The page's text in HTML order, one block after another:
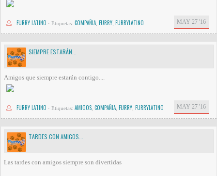
FURRY LATINO MAY 27 '16
· Etiquetas: COMPAÑIA FURRY FURRYLATINO
SIEMPRE ESTARÁN...
Amigos que siempre estarán contigo....
FURRY LATINO MAY 27 '16
· Etiquetas: AMIGOS COMPAÑIA FURRY FURRYLATINO
TARDES CON AMIGOS...
Las tardes con amigos siempre son divertidas